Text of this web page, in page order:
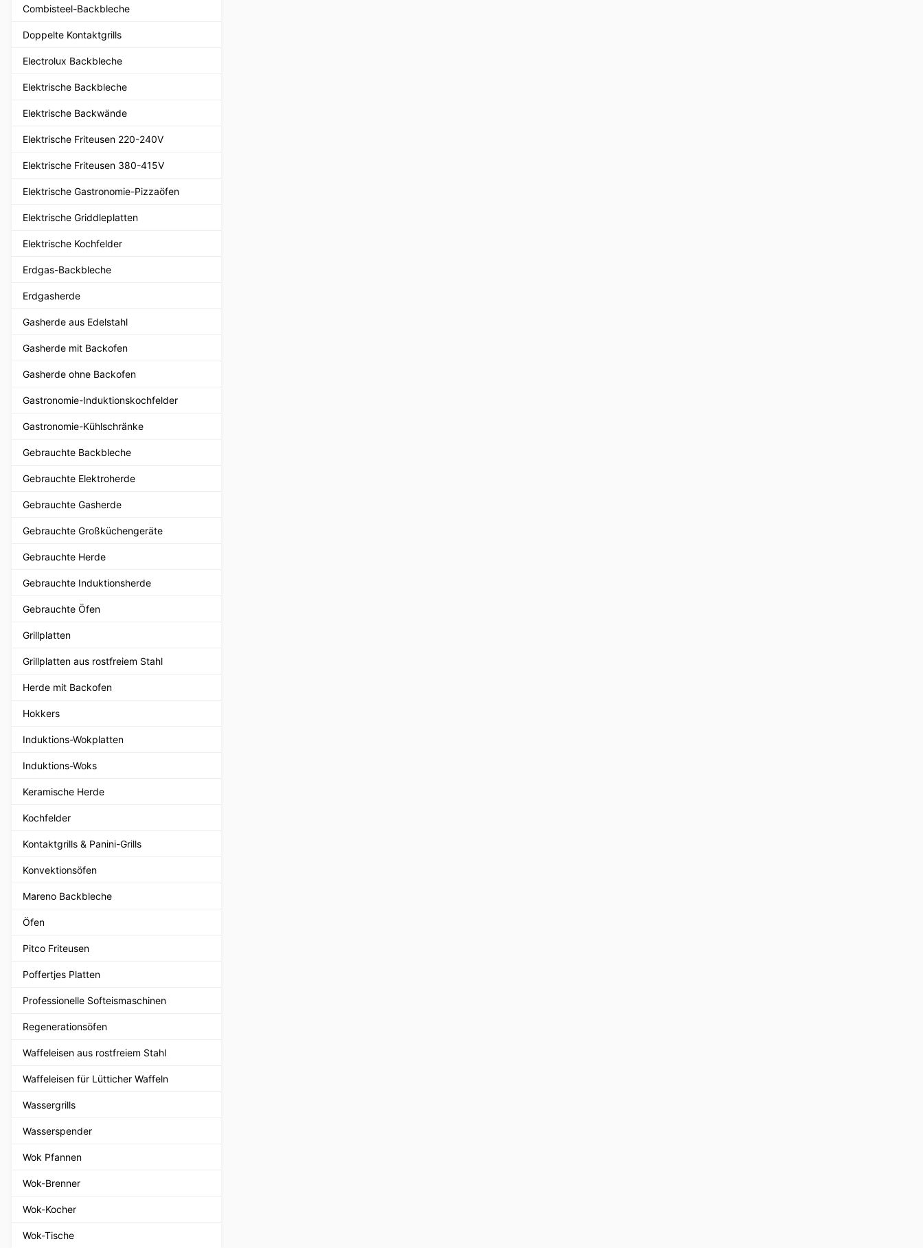
Combisteel-Backbleche
Doppelte Kontaktgrills
Electrolux Backbleche
Elektrische Backbleche
Elektrische Backwände
Elektrische Friteusen 220-240V
Elektrische Friteusen 380-415V
Elektrische Gastronomie-Pizzaöfen
Elektrische Griddleplatten
Elektrische Kochfelder
Erdgas-Backbleche
Erdgasherde
Gasherde aus Edelstahl
Gasherde mit Backofen
Gasherde ohne Backofen
Gastronomie-Induktionskochfelder
Gastronomie-Kühlschränke
Gebrauchte Backbleche
Gebrauchte Elektroherde
Gebrauchte Gasherde
Gebrauchte Großküchengeräte
Gebrauchte Herde
Gebrauchte Induktionsherde
Gebrauchte Öfen
Grillplatten
Grillplatten aus rostfreiem Stahl
Herde mit Backofen
Hokkers
Induktions-Wokplatten
Induktions-Woks
Keramische Herde
Kochfelder
Kontaktgrills & Panini-Grills
Konvektionsöfen
Mareno Backbleche
Öfen
Pitco Friteusen
Poffertjes Platten
Professionelle Softeismaschinen
Regenerationsöfen
Waffeleisen aus rostfreiem Stahl
Waffeleisen für Lütticher Waffeln
Wassergrills
Wasserspender
Wok Pfannen
Wok-Brenner
Wok-Kocher
Wok-Tische